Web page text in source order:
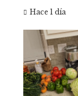
Hace 1 día